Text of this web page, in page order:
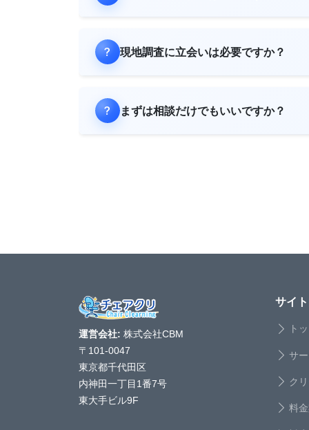
現地調査に立会いは必要ですか？
まずは相談だけでもいいですか？
運営会社: 株式会社CBM
〒101-0047
東京都千代田区
内神田一丁目1番7号
東大手ビル9F
サイ
ト
サ
ク
料